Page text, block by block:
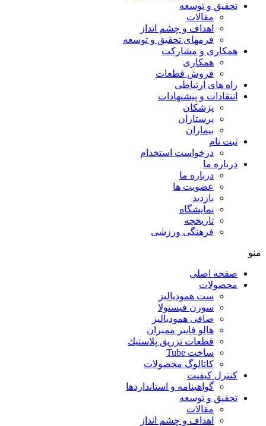
تحقيق و توسعه
مقالات
اهداف و چشم انداز
فرمهای تحقیق و توسعه
همکاری و مشارکت
همکاری
فروش قطعات
راه های ارتباطی
انتقادات و پيشنهادات
پزشكان
پرستاران
بيماران
ثبت نام
درخواست استخدام
درباره ما
درباره ما
عضویت ها
بازدید
نمایشگاه
تاريخچه
فرهنگی ورزشی
منو
صفحه اصلی
محصولات
ست همودیالیز
سوزن فیستولا
صافی همودیالیز
هالو فایبر ممبران
قطعات تزريق پلاستيك
ساخت Tube
کاتالوگ محصولات
کنترل کیفیت
گواهينامه و استانداردها
تحقيق و توسعه
مقالات
اهداف و چشم انداز